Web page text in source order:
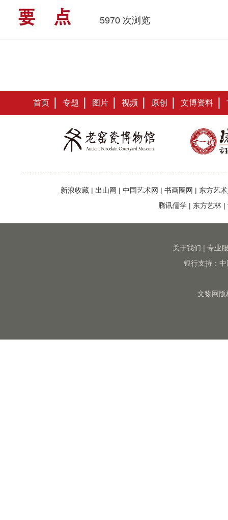
5970 次浏览
首页 专题 图片 视频 原创 文博资料
新浪收藏 | 出山网 | 中国艺术网 | 书画圈网 | 东方艺
腾讯儒学 | 东方艺林 |
关于我们 | 专业
银行支持：
文物网